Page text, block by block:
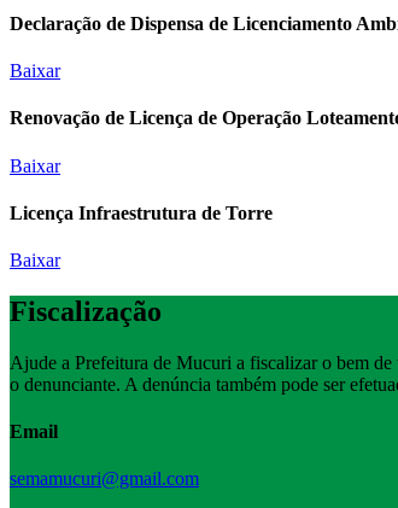
Declaração de Dispensa de Licenciamento
Baixar
Renovação de Licença de Operação
Baixar
Licença Infraestrutura de Torre
Baixar
Fiscalização
Ajude a Prefeitura de Mucuri a fiscalizar o bem
o denunciante. A denúncia também pode ser
Email
semamucuri@gmail.com